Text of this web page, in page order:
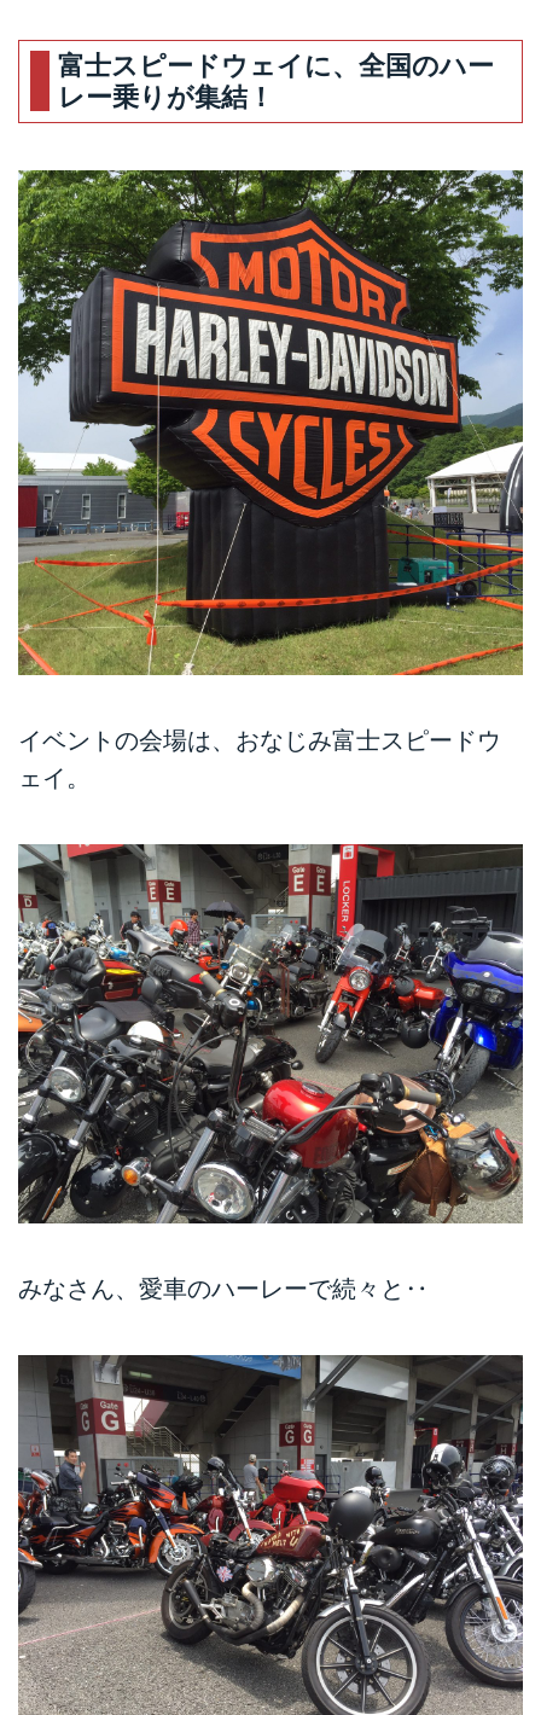
富士スピードウェイに、全国のハー
レー乗りが集結！
イベントの会場は、おなじみ富士スピードウ
ェイ。
みなさん、愛車のハーレーで続々と‥